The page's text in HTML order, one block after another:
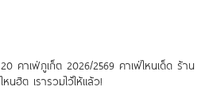
20 คาเฟ่ภูเก็ต 2026/2569 คาเฟ่ไหนเด็ด ร้าน
ไหนฮิต เรารวมไว้ให้แล้ว!